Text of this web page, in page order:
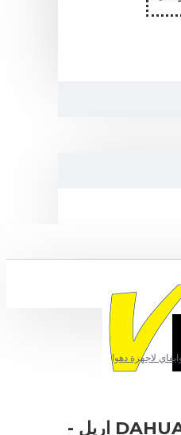
DAHUA WIFI DH-NC300 اريل -